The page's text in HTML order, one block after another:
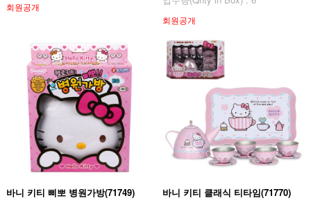
회원공개
회원공개
바니 키티 삐뽀 병원가방(71749)
바니 키티 클래식 티타임(71770)